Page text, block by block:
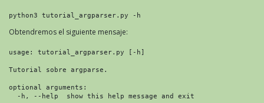
python3 tutorial_argparser.py -h
Obtendremos el siguiente mensaje:
usage: tutorial_argparser.py [-h]
Tutorial sobre argparse.
optional arguments:
-h, --help  show this help message and exit